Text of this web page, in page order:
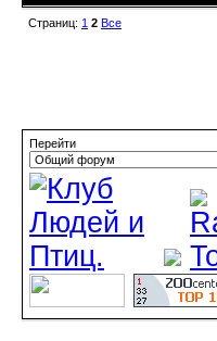
Страниц: 1 2 Все
Перейти